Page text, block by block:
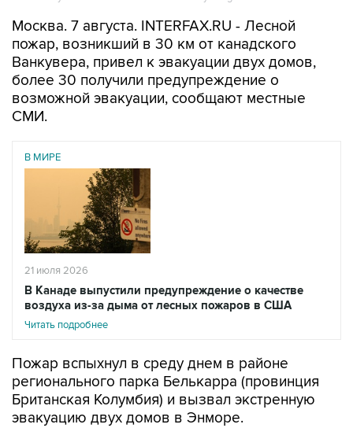
Москва. 7 августа. INTERFAX.RU - Лесной
пожар, возникший в 30 км от канадского
Ванкувера, привел к эвакуации двух домов,
более 30 получили предупреждение о
возможной эвакуации, сообщают местные
СМИ.
В МИРЕ
21 июля 2026
В Канаде выпустили предупреждение о качестве
воздуха из-за дыма от лесных пожаров в США
Читать подробнее
Пожар вспыхнул в среду днем в районе
регионального парка Белькарра (провинция
Британская Колумбия) и вызвал экстренную
эвакуацию двух домов в Энморе.